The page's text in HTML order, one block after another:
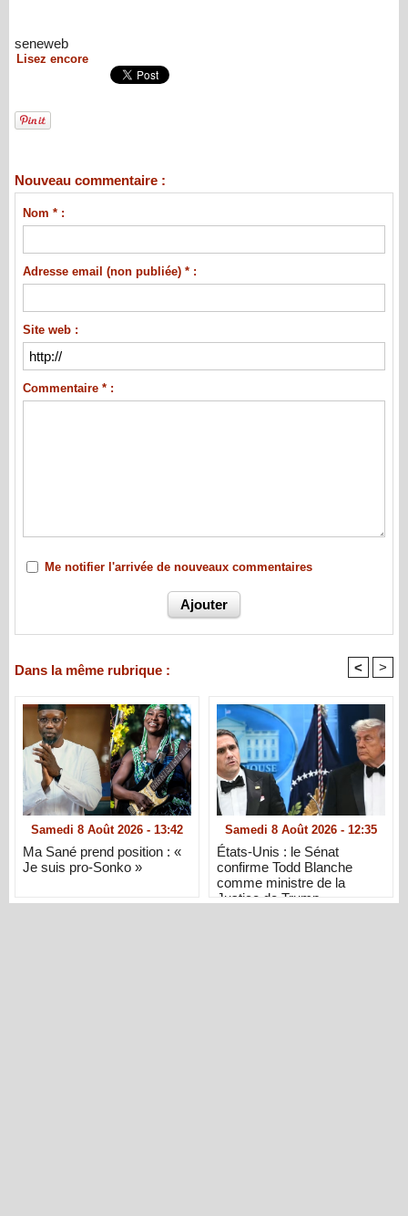
seneweb
Lisez encore
Nouveau commentaire :
Nom * :
Adresse email (non publiée) * :
Site web :
Commentaire * :
Me notifier l'arrivée de nouveaux commentaires
Dans la même rubrique : < >
Samedi 8 Août 2026 - 13:42
Ma Sané prend position : «
Je suis pro-Sonko »
Samedi 8 Août 2026 - 12:35
États-Unis : le Sénat
confirme Todd Blanche
comme ministre de la
Justice de Trump